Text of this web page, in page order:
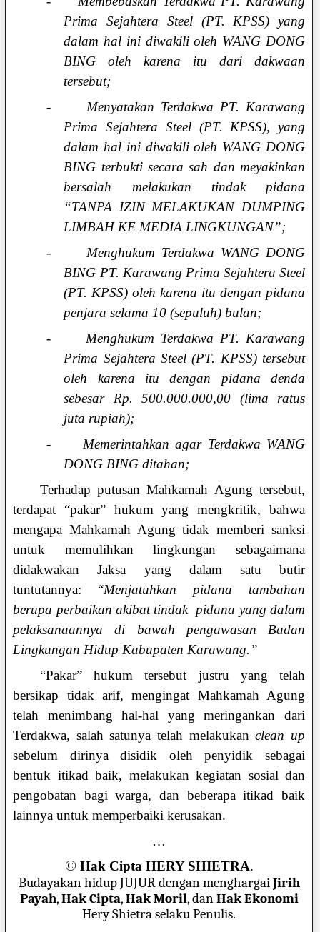
Prima Sejahtera Steel (PT. KPSS) yang
dalam hal ini diwakili oleh WANG DONG
BING oleh karena itu dari dakwaan
tersebut;
-
Menyatakan Terdakwa PT. Karawang
Prima Sejahtera Steel (PT. KPSS), yang
dalam hal ini diwakili oleh WANG DONG
BING terbukti secara sah dan meyakinkan
bersalah melakukan tindak pidana
“TANPA IZIN MELAKUKAN DUMPING
LIMBAH KE MEDIA LINGKUNGAN”;
-
Menghukum Terdakwa WANG DONG
BING PT. Karawang Prima Sejahtera Steel
(PT. KPSS) oleh karena itu dengan pidana
penjara selama 10 (sepuluh) bulan;
-
Menghukum Terdakwa PT. Karawang
Prima Sejahtera Steel (PT. KPSS) tersebut
oleh karena itu dengan pidana denda
sebesar Rp. 500.000.000,00 (lima ratus
juta rupiah);
-
Memerintahkan agar Terdakwa WANG
DONG BING ditahan;
Terhadap putusan Mahkamah Agung tersebut,
terdapat “pakar” hukum yang mengkritik, bahwa
mengapa Mahkamah Agung tidak memberi sanksi
untuk memulihkan lingkungan sebagaimana
didakwakan Jaksa yang dalam satu butir
tuntutannya: “Menjatuhkan pidana tambahan
berupa perbaikan akibat tindak pidana yang dalam
pelaksanaannya di bawah pengawasan Badan
Lingkungan Hidup Kabupaten Karawang.”
“Pakar” hukum tersebut justru yang telah
bersikap tidak arif, mengingat Mahkamah Agung
telah menimbang hal-hal yang meringankan dari
Terdakwa, salah satunya telah melakukanclean up
sebelum dirinya disidik oleh penyidik sebagai
bentuk itikad baik, melakukan kegiatan sosial dan
pengobatan bagi warga, dan beberapa itikad baik
lainnya untuk memperbaiki kerusakan.
…
© Hak Cipta HERY SHIETRA.
Budayakan hidup JUJUR dengan menghargaiJirih
Payah,Hak Cipta,Hak Moril, danHak Ekonomi
Hery Shietra selaku Penulis.